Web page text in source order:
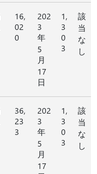
16,
02
0
202
3
年
5
月
17
日
1,
3
0
3
該
当
な
し
36,
23
3
202
3
年
5
月
17
1,
3
0
3
該
当
な
し